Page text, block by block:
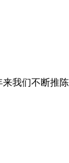
我们不断推